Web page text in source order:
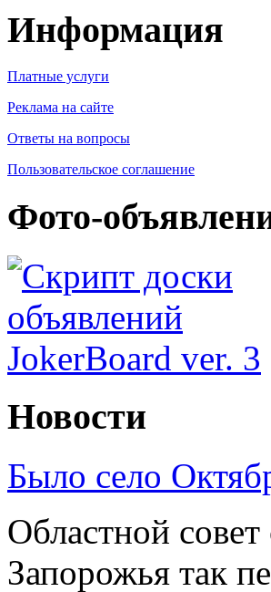
Информация
Платные услуги
Реклама на сайте
Ответы на вопросы
Пользовательское соглашение
Фото-
Новости
Было село
Областной совет
Запорожья так